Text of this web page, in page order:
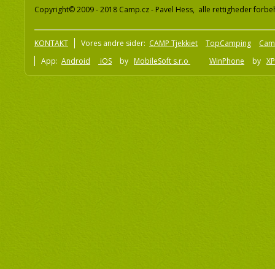
Copyright© 2009 - 2018 Camp.cz - Pavel Hess, alle rettigheder
KONTAKT Vores andre sider: CAMP Tjekkiet TopCamping
App: Android iOS by MobileSoft s.r.o WinPhone by